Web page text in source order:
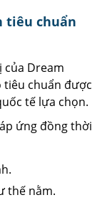
tiêu chuẩn
Dream
chuẩn được
tế lựa chọn.
ứng đồng thời
thế nằm.